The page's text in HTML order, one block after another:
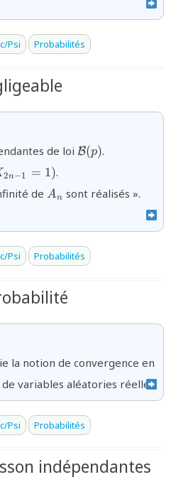
Psi Probabilités
de loi {\mathcal{B}
(p)}
B(p).
2n−1 = 1).
de {A_{n}}
An sont réalisés ».
Psi Probabilités
la notion de convergence en
variables aléatories réelles.
Psi Probabilités
indépendantes